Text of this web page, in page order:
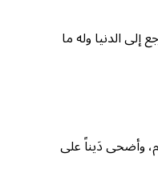
الدنيا وله ما
وأضحى دَيناً على